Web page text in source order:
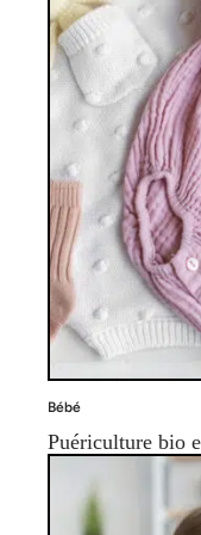
Bébé
Puériculture bio